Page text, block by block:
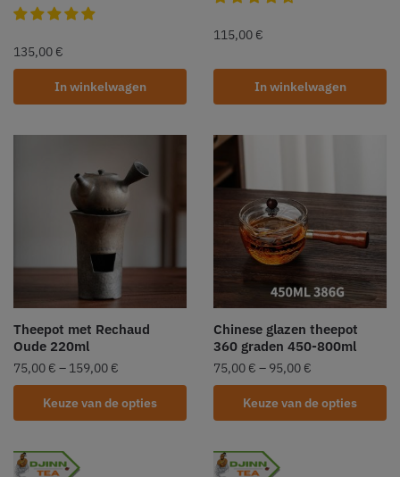
135,00 €
In winkelwagen
115,00 €
In winkelwagen
Theepot met Rechaud
Oude 220ml
75,00 € – 159,00 €
Keuze van de opties
Chinese glazen theepot
360 graden 450-800ml
75,00 € – 95,00 €
Keuze van de opties